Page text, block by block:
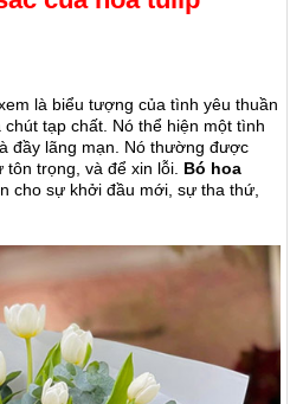
là biểu tượng của tình yêu thuần
tạp chất. Nó thể hiện một tình
đầy lãng mạn. Nó thường được
trọng, và để xin lỗi. Bó hoa
cho sự khởi đầu mới, sự tha thứ,